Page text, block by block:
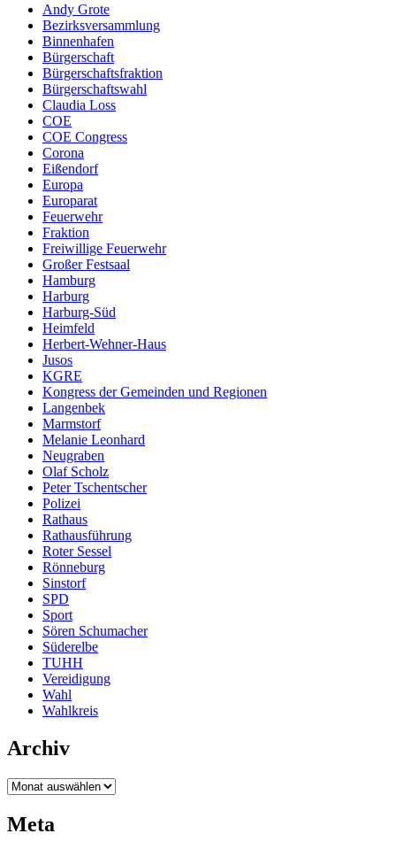
Andy Grote
Bezirksversammlung
Binnenhafen
Bürgerschaft
Bürgerschaftsfraktion
Bürgerschaftswahl
Claudia Loss
COE
COE Congress
Corona
Eißendorf
Europa
Europarat
Feuerwehr
Fraktion
Freiwillige Feuerwehr
Großer Festsaal
Hamburg
Harburg
Harburg-Süd
Heimfeld
Herbert-Wehner-Haus
Jusos
KGRE
Kongress der Gemeinden und Regionen
Langenbek
Marmstorf
Melanie Leonhard
Neugraben
Olaf Scholz
Peter Tschentscher
Polizei
Rathaus
Rathausführung
Roter Sessel
Rönneburg
Sinstorf
SPD
Sport
Sören Schumacher
Süderelbe
TUHH
Vereidigung
Wahl
Wahlkreis
Archiv
Archiv
Meta